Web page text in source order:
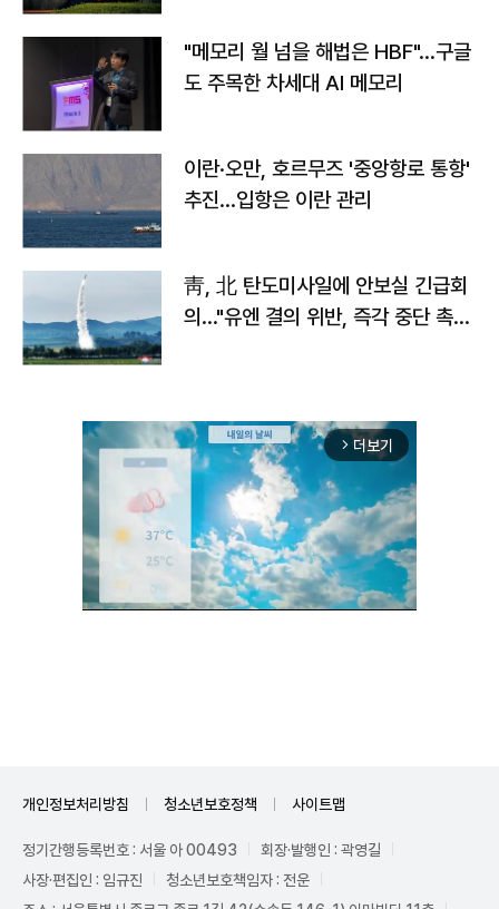
"메모리 월 넘을 해법은 HBF"…구글
도 주목한 차세대 AI 메모리
이란·오만, 호르무즈 '중앙항로 통항'
추진…입항은 이란 관리
靑, 北 탄도미사일에 안보실 긴급회
의…"유엔 결의 위반, 즉각 중단 촉
arrow_forward_ios 더보기
개인정보처리방침 청소년보호정책 사이트맵
정기간행등록번호 : 서울 아 00493
회장·발행인 : 곽영길
사장·편집인 : 임규진
청소년보호책임자 : 전운